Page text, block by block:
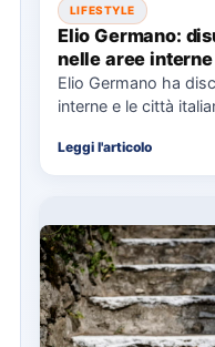
LIFESTYLE
Elio Germano:
nelle aree interne
Elio Germano ha
interne e le città
Leggi l'articolo